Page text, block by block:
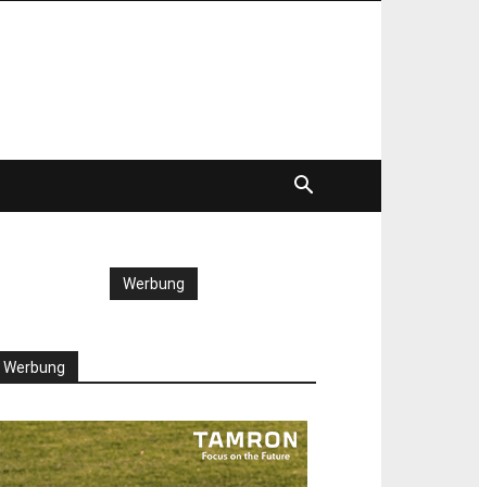
Werbung
Werbung